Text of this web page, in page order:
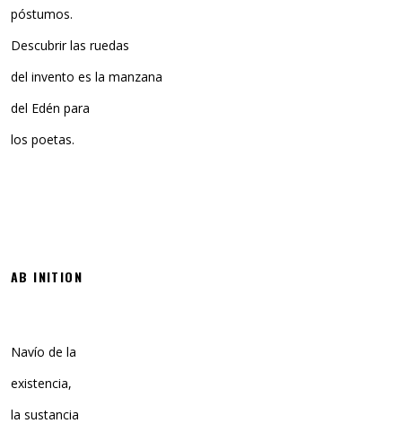
póstumos.
Descubrir las ruedas
del invento es la manzana
del Edén para
los poetas.
AB INITION
Navío de la
existencia,
la sustancia